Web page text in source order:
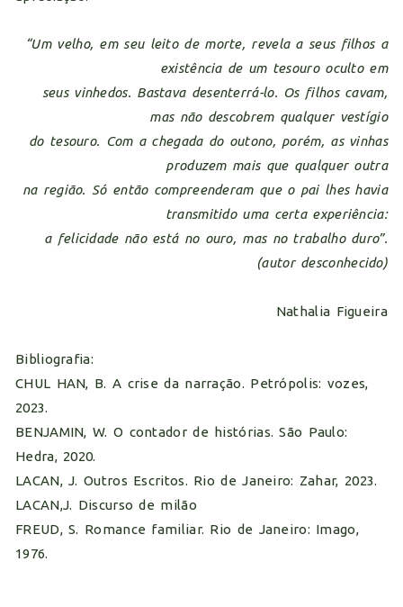
“Um velho, em seu leito de morte, revela a seus filhos a
existência de um tesouro oculto em
seus vinhedos. Bastava desenterrá-lo. Os filhos cavam,
mas não descobrem qualquer vestígio
do tesouro. Com a chegada do outono, porém, as vinhas
produzem mais que qualquer outra
na região. Só então compreenderam que o pai lhes havia
transmitido uma certa experiência:
a felicidade não está no ouro, mas no trabalho duro”.
(autor desconhecido)
Nathalia Figueira
Bibliografia:
CHUL HAN, B. A crise da narração. Petrópolis: vozes,
2023.
BENJAMIN, W. O contador de histórias. São Paulo:
Hedra, 2020.
LACAN, J. Outros Escritos. Rio de Janeiro: Zahar, 2023.
LACAN,J. Discurso de milão
FREUD, S. Romance familiar. Rio de Janeiro: Imago,
1976.